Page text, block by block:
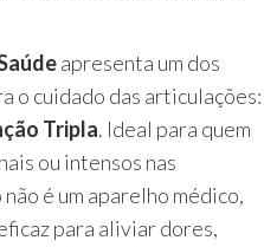
apresenta um dos
o cuidado das articulações:
Tripla. Ideal para quem
ou intensos nas
é um aparelho médico,
para aliviar dores,